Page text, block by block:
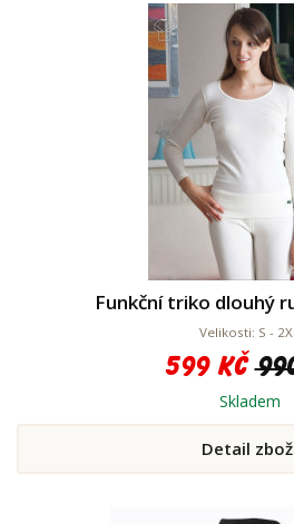
Funkční triko dlouhý
Velikosti: S - 2XL
599 Kč
Skladem
Detail